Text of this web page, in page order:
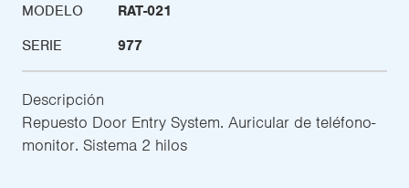
MODELO
RAT-021
SERIE
977
Descripción
Repuesto Door Entry System. Auricular de teléfono-
monitor. Sistema 2 hilos